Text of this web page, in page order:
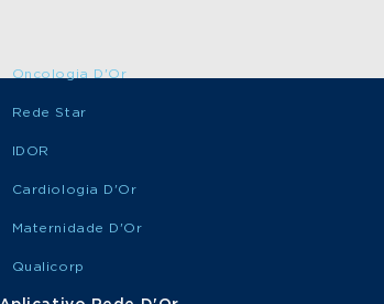
Oncologia D'Or
Rede Star
IDOR
Cardiologia D'Or
Maternidade D'Or
Qualicorp